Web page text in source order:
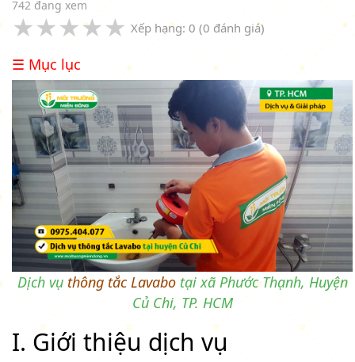
742 đang xem
★★★★★ Xếp hạng: 0 (0 đánh giá)
☰ Mục lục
Dịch vụ thông tắc Lavabotại xã Phước Thạnh, Huyện
Củ Chi, TP. HCM
I. Giới thiệu dịch vụ